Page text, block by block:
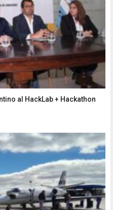
al HackLab + Hackathon